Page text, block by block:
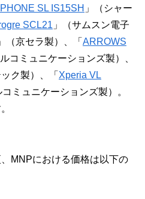
SL IS15SH 」（シャー
SCL21 」（サムスン電子
」（京セラ製）、「 ARROWS
コミュニケーションズ製）、
ク製）、「 Xperia VL
ミュニケーションズ製）。
MNPにおける価格は以下の